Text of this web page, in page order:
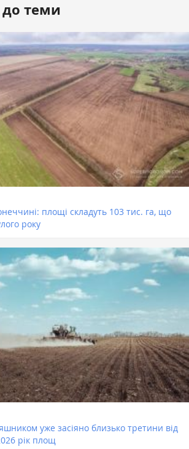
до теми
площі складуть 103 тис. га, що
року
уже засіяно близько третини від
рік площ